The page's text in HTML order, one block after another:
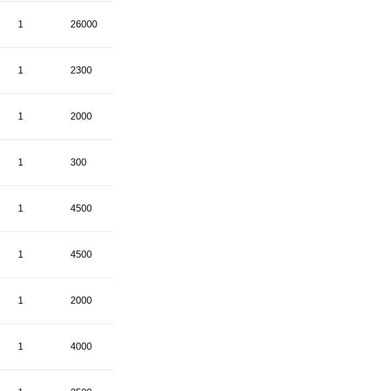
1 26000
1 2300
1 2000
1 300
1 4500
1 4500
1 2000
1 4000